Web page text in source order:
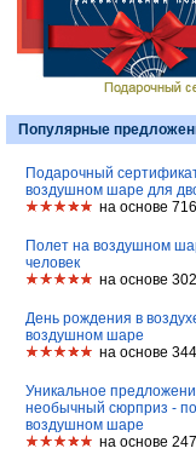
Популярные
Подарочный
воздушном шаре для
на основе
Полет на воздушном
человек
на основе
День рождения в
воздушном шаре
на основе
Уникальное
необычный сюрприз -
воздушном шаре
на основе